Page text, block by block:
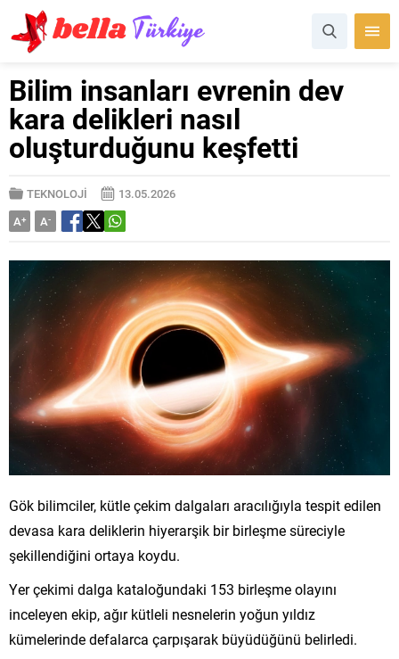
Bilim insanları evrenin dev
kara delikleri nasıl
oluşturduğunu keşfetti
TEKNOLOJİ
13.05.2026
A+ A-
Gök bilimciler, kütle çekim dalgaları aracılığıyla tespit edilen
devasa kara deliklerin hiyerarşik bir birleşme süreciyle
şekillendiğini ortaya koydu.
Yer çekimi dalga kataloğundaki 153 birleşme olayını
inceleyen ekip, ağır kütleli nesnelerin yoğun yıldız
kümelerinde defalarca çarpışarak büyüdüğünü belirledi.